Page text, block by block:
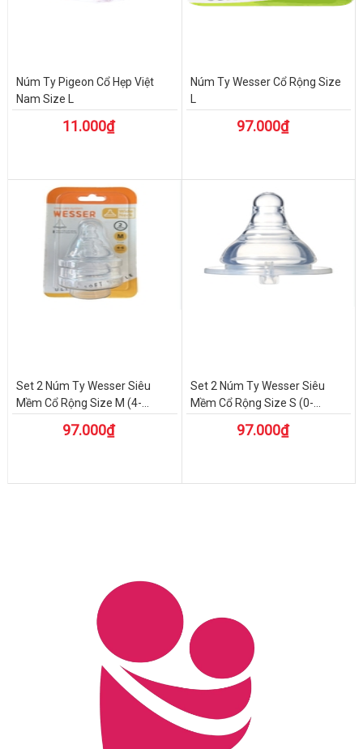
Núm Ty Pigeon Cổ Hẹp Việt
Nam Size L
11.000₫
Núm Ty Wesser Cổ Rộng Size
L
97.000₫
Set 2 Núm Ty Wesser Siêu
Mềm Cổ Rộng Size M (4-...
97.000₫
Set 2 Núm Ty Wesser Siêu
Mềm Cổ Rộng Size S (0-...
97.000₫